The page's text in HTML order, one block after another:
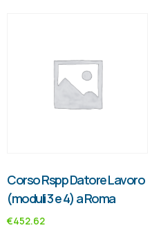
Corso Rspp Datore Lavoro
(moduli 3 e 4) a Roma
€452.62